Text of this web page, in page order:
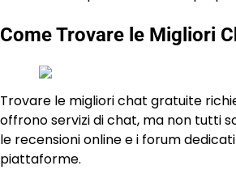
Come Trovare le Migliori
Trovare le migliori chat gratuite
offrono servizi di chat, ma non tutti
le recensioni online e i forum
piattaforme.